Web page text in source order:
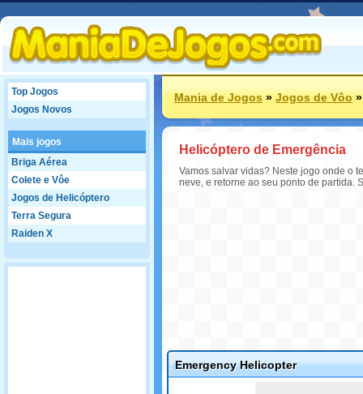
Top Jogos
Jogos Novos
Mais jogos
Briga Aérea
Colete e Vôe
Jogos de Helicóptero
Terra Segura
Raiden X
Mania de Jogos»Jogos de Vôo
Helicóptero de Emergência
Vamos salvar vidas? Neste jogo onde o
neve, e retorne ao seu ponto de partida.
Emergency Helicopter